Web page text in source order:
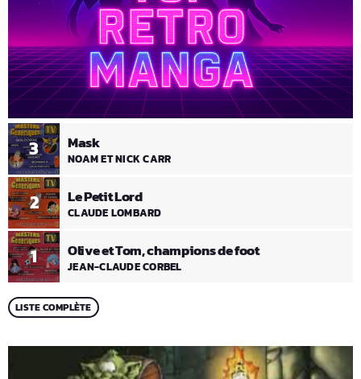
1 Olive et Tom, champions de foot
JEAN-CLAUDE CORBEL
2 Le Petit Lord
CLAUDE LOMBARD
3 Mask
NOAM ET NICK CARR
LISTE COMPLÈTE